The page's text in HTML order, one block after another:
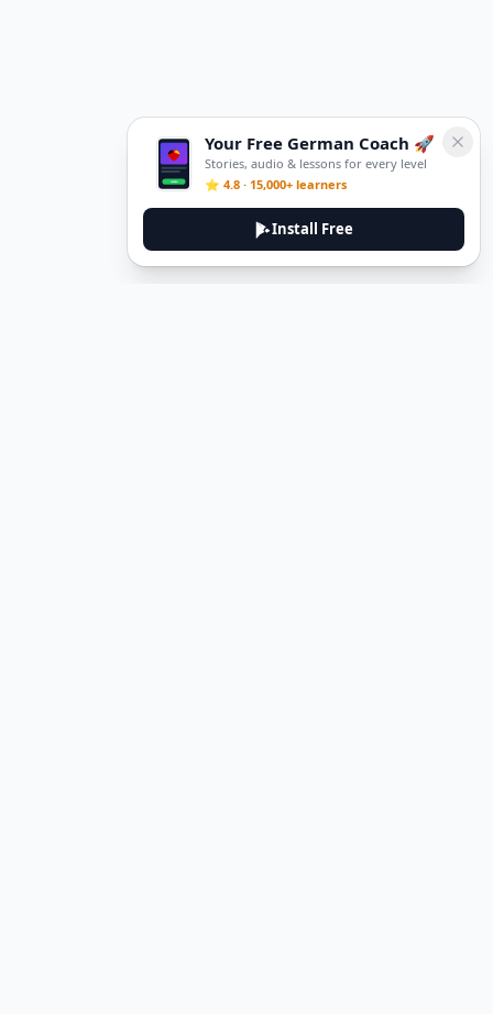
Your Free German Coach 🚀
Stories, audio & lessons for every level
⭐ 4.8 · 15,000+ learners
Install Free